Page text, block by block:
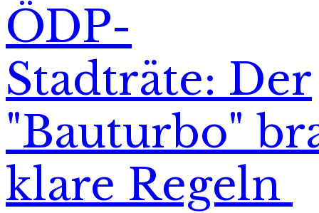
ÖDP-
Stadträte: Der
"Bauturbo"
klare Regeln